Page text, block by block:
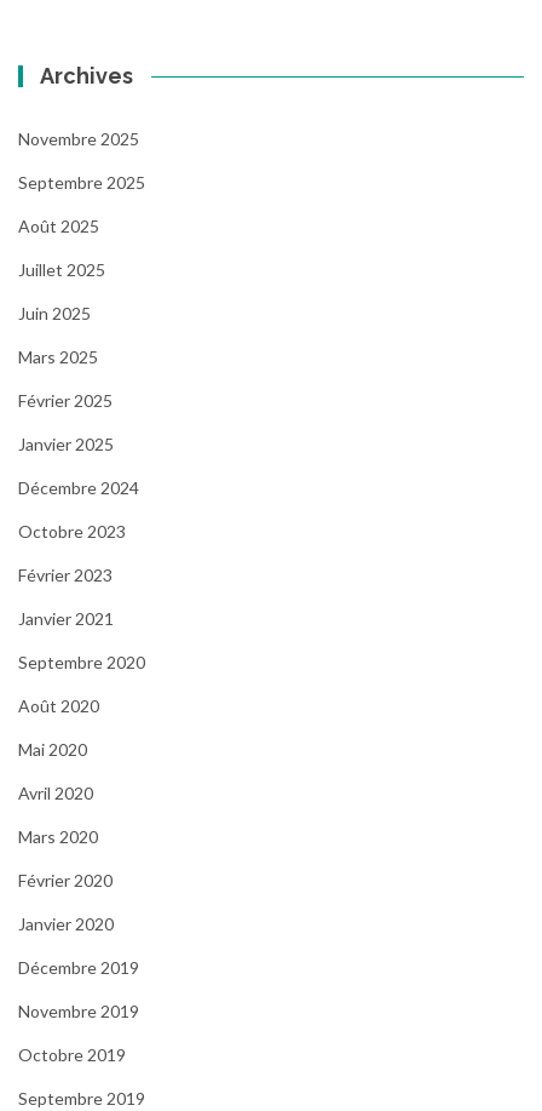
Archives
Novembre 2025
Septembre 2025
Août 2025
Juillet 2025
Juin 2025
Mars 2025
Février 2025
Janvier 2025
Décembre 2024
Octobre 2023
Février 2023
Janvier 2021
Septembre 2020
Août 2020
Mai 2020
Avril 2020
Mars 2020
Février 2020
Janvier 2020
Décembre 2019
Novembre 2019
Octobre 2019
Septembre 2019